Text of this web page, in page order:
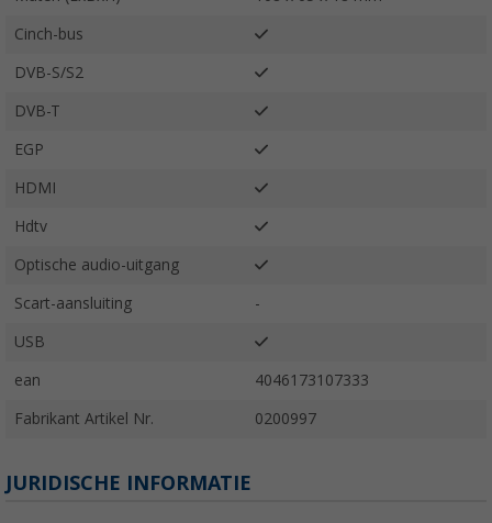
Cinch-bus
DVB-S/S2
DVB-T
EGP
HDMI
Hdtv
Optische audio-uitgang
Scart-aansluiting -
USB
ean 4046173107333
Fabrikant Artikel Nr. 0200997
JURIDISCHE INFORMATIE